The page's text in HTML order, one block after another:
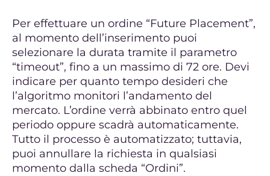
Per effettuare un ordine “Future Placement”,
al momento dell’inserimento puoi
selezionare la durata tramite il parametro
“timeout”, fino a un massimo di 72 ore. Devi
indicare per quanto tempo desideri che
l’algoritmo monitori l’andamento del
mercato. L’ordine verrà abbinato entro quel
periodo oppure scadrà automaticamente.
Tutto il processo è automatizzato; tuttavia,
puoi annullare la richiesta in qualsiasi
momento dalla scheda “Ordini”.